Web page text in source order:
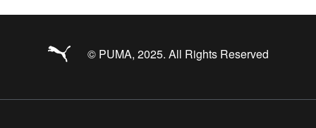
© PUMA, 2025. All Rights Reserved